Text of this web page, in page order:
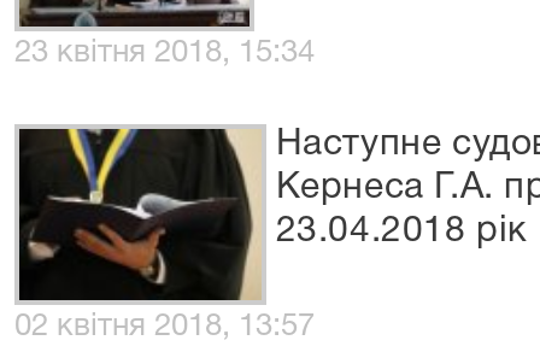
23 квітня 2018, 15:34
Наступне
Кернеса Г.А.
23.04.2018 рік
02 квітня 2018, 13:57